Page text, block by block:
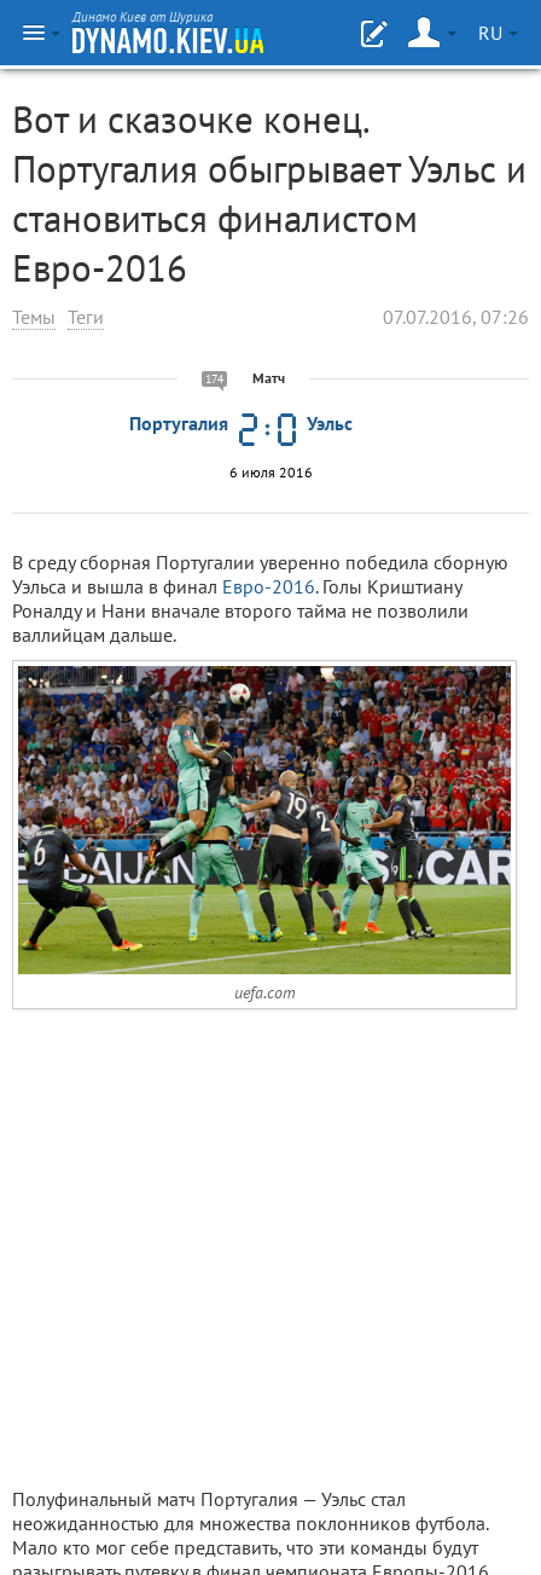
Динамо Киев от Шурика
RU
Вот и сказочке конец.
Португалия обыгрывает Уэльс и
становиться финалистом
Евро-2016
Темы Теги 07.07.2016, 07:26
174 Матч
Португалия Уэльс
6 июля 2016
В среду сборная Португалии уверенно победила сборную
Уэльса и вышла в финал Евро-2016. Голы Криштиану
Роналду и Нани вначале второго тайма не позволили
валлийцам дальше.
uefa.com
Полуфинальный матч Португалия — Уэльс стал
неожиданностью для множества поклонников футбола.
Мало кто мог себе представить, что эти команды будут